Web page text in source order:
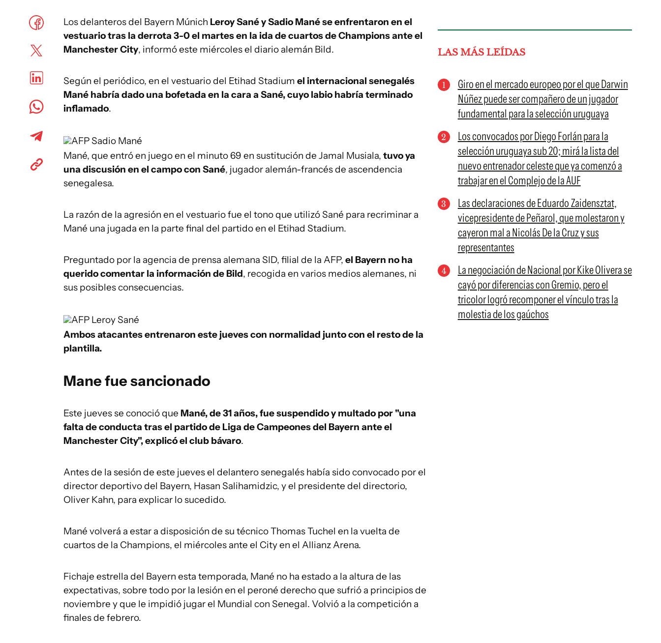
Los delanteros del Bayern Múnich Leroy Sané y Sadio Mané se enfrentaron en el
vestuario tras la derrota 3-0 el martes en la ida de cuartos de Champions ante el
Manchester City, informó este miércoles el diario alemán Bild.
Según el periódico, en el vestuario del Etihad Stadium el internacional senegalés
Mané habría dado una bofetada en la cara a Sané, cuyo labio habría terminado
inflamado.
AFP Sadio Mané
Mané, que entró en juego en el minuto 69 en sustitución de Jamal Musiala, tuvo ya
una discusión en el campo con Sané, jugador alemán-francés​ de ascendencia
senegalesa.
La razón de la agresión en el vestuario fue el tono que utilizó Sané para recriminar a
Mané una jugada en la parte final del partido en el Etihad Stadium.
Preguntado por la agencia de prensa alemana SID, filial de la AFP, el Bayern no ha
querido comentar la información de Bild, recogida en varios medios alemanes, ni
sus posibles consecuencias.
AFP Leroy Sané
Ambos atacantes entrenaron este jueves con normalidad junto con el resto de la
plantilla.
Mane fue sancionado
Este jueves se conoció que Mané, de 31 años, fue suspendido y multado por "una
falta de conducta tras el partido de Liga de Campeones del Bayern ante el
Manchester City", explicó el club bávaro.
Antes de la sesión de este jueves el delantero senegalés había sido convocado por el
director deportivo del Bayern, Hasan Salihamidzic, y el presidente del directorio,
Oliver Kahn, para explicar lo sucedido.
Mané volverá a estar a disposición de su técnico Thomas Tuchel en la vuelta de
cuartos de la Champions, el miércoles ante el City en el Allianz Arena.
Fichaje estrella del Bayern esta temporada, Mané no ha estado a la altura de las
expectativas, sobre todo por la lesión en el peroné derecho que sufrió a principios de
noviembre y que le impidió jugar el Mundial con Senegal. Volvió a la competición a
finales de febrero.
LAS MÁS LEÍDAS
Giro en el mercado europeo por el que Darwin
Núñez puede ser compañero de un jugador
fundamental para la selección uruguaya
Los convocados por Diego Forlán para la
selección uruguaya sub 20; mirá la lista del
nuevo entrenador celeste que ya comenzó a
trabajar en el Complejo de la AUF
Las declaraciones de Eduardo Zaidensztat,
vicepresidente de Peñarol, que molestaron y
cayeron mal a Nicolás De la Cruz y sus
representantes
La negociación de Nacional por Kike Olivera se
cayó por diferencias con Gremio, pero el
tricolor logró recomponer el vínculo tras la
molestia de los gaúchos